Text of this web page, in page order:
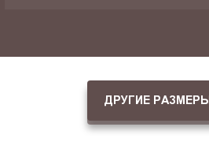
ДРУГИЕ РАЗМЕРЫ